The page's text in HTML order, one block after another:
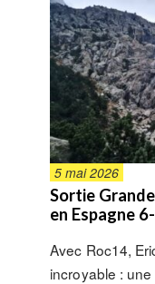
5 mai 2026
Sortie
en Espagne
Avec Roc14,
incroyable :